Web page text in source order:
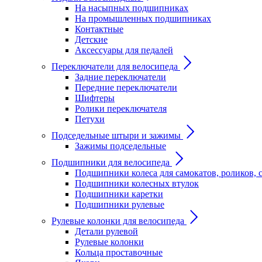
На насыпных подшипниках
На промышленных подшипниках
Контактные
Детские
Аксессуары для педалей
Переключатели для велосипеда
Задние переключатели
Передние переключатели
Шифтеры
Ролики переключателя
Петухи
Подседельные штыри и зажимы
Зажимы подседельные
Подшипники для велосипеда
Подшипники колеса для самокатов, роликов,
Подшипники колесных втулок
Подшипники каретки
Подшипники рулевые
Рулевые колонки для велосипеда
Детали рулевой
Рулевые колонки
Кольца проставочные